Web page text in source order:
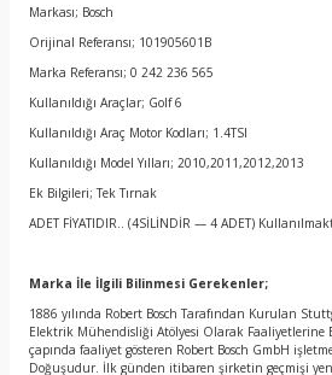
Markası; Bosch
Orijinal Referansı; 101905601B
Marka Referansı; 0 242 236 565
Kullanıldığı Araçlar; Golf 6
Kullanıldığı Araç Motor Kodları; 1.4TSI
Kullanıldığı Model Yılları; 2010,2011,2012,2013
Ek Bilgileri; Tek Tırnak
ADET FİYATIDIR.. (4SİLİNDİR — 4 ADET)
Marka İle İlgili Bilinmesi Gerekenler;
1886 yılında Robert Bosch Tarafından Kurulan
Elektrik Mühendisliği Atölyesi Olarak
çapında faaliyet gösteren Robert Bosch GmbH
Doğuşudur. İlk günden itibaren şirketin geçmişi